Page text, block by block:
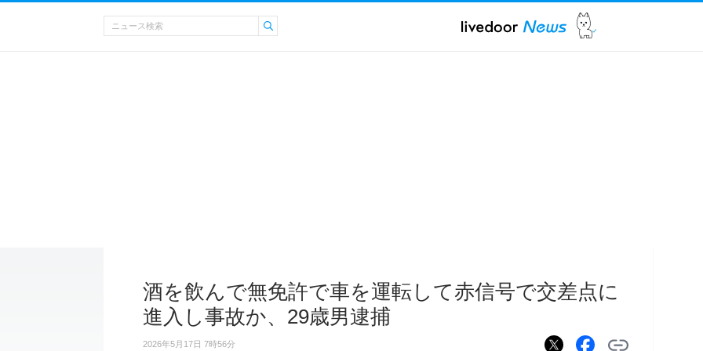
酒を飲んで無免許で車を運転して赤信号で交差点に
進入し事故か、29歳男逮捕
2026年5月17日 7時56分